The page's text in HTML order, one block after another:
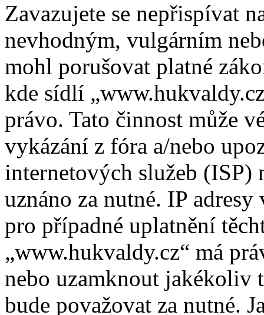
Zavazujete se nepřispívat
nevhodným, vulgárním
mohl porušovat platné
kde sídlí
právo. Tato činnost může
vykázání z fóra a/nebo
internetových služeb (ISP)
uznáno za nutné. IP
pro případné uplatnění
„www.hukvaldy.cz“ má
nebo uzamknout jakékoliv
bude považovat za nutné.